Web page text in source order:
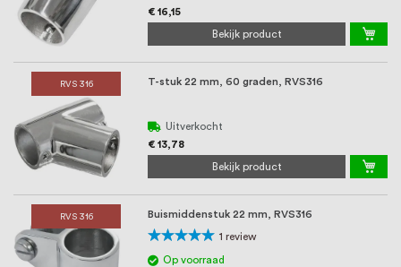
€ 16,15
Bekijk product
RVS 316 T-stuk 22 mm, 60 graden, RVS316
Uitverkocht
€ 13,78
Bekijk product
RVS 316 Buismiddenstuk 22 mm, RVS316
Waardering:
100%
1 review
Op voorraad